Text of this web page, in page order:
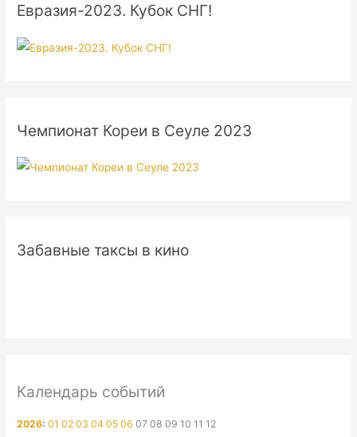
Евразия-2023. Кубок СНГ!
Чемпионат Кореи в Сеуле 2023
Забавные таксы в кино
Календарь событий
2026:01 02 03 04 05 06 07 08 09 10 11 12